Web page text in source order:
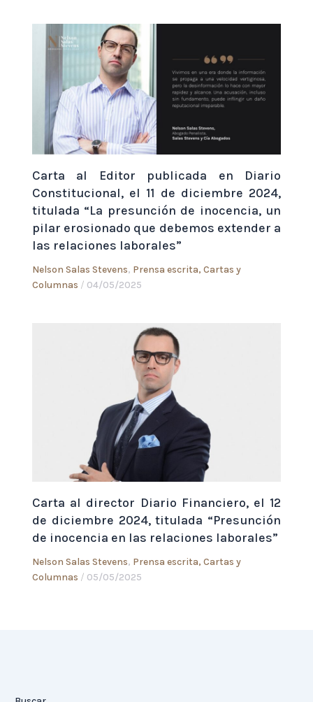
Carta al Editor publicada en Diario
Constitucional, el 11 de diciembre 2024,
titulada “La presunción de inocencia, un
pilar erosionado que debemos extender a
las relaciones laborales”
Nelson Salas Stevens, Prensa escrita, Cartas y
Columnas / 04/05/2025
Carta al director Diario Financiero, el 12
de diciembre 2024, titulada “Presunción
de inocencia en las relaciones laborales”
Nelson Salas Stevens, Prensa escrita, Cartas y
Columnas / 05/05/2025